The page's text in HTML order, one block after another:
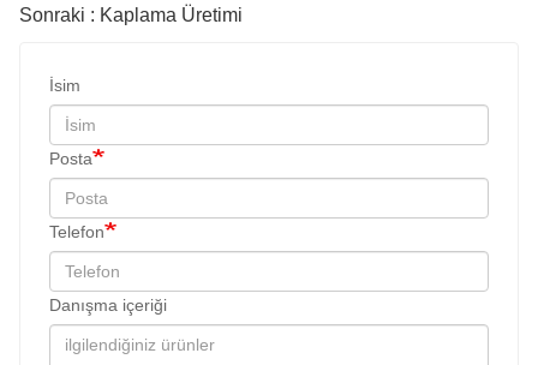
Sonraki : Kaplama Üretimi
İsim
Posta
Telefon
Danışma içeriği